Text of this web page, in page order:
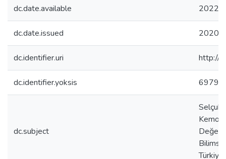
dc.date.available 2022-
dc.date.issued 2020-
dc.identifier.uri http://
dc.identifier.yoksis
dc.subject
Selçuk